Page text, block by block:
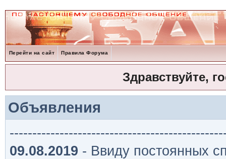
Перейти на сайт Правила Форума
Здравствуйте,
Объявления
09.08.2019 - Ввиду постоянных